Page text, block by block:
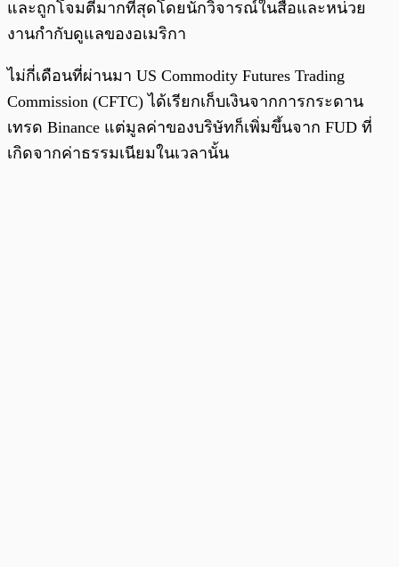
และถูกโจมตีมากที่สุดโดยนักวิจารณ์ในสื่อและหน่วย
งานกำกับดูแลของอเมริกา
ไม่กี่เดือนที่ผ่านมา US Commodity Futures Trading
Commission (CFTC) ได้เรียกเก็บเงินจากการกระดาน
เทรด Binance แต่มูลค่าของบริษัทก็เพิ่มขึ้นจาก FUD ที่
เกิดจากค่าธรรมเนียมในเวลานั้น